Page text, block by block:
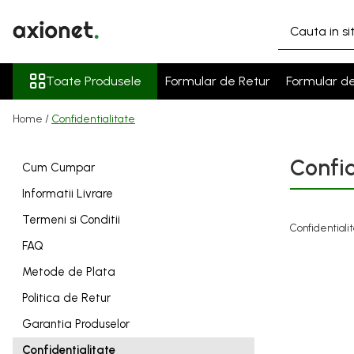
STATII DE INCARCARE (POLYFAZER)
Statie Fast Charge DC
Panouri solare portabile
Invertoare
Toate Produsele Formular de Retur Formular
Home / Confidentialitate
Cum Cumpar
Informatii Livrare
Termeni si Conditii
FAQ
Metode de Plata
Politica de Retur
Garantia Produselor
Confidentialitate